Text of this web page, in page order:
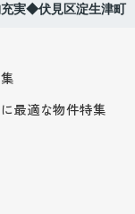
実◆伏見区淀生津町
最適な物件特集